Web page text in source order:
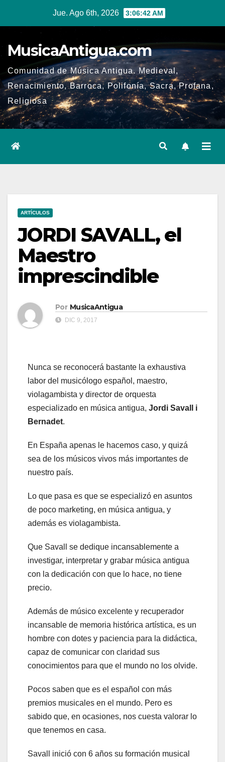
Jue. Ago 6th, 2026 3:06:43 AM
MusicaAntigua.com
Comunidad de Música Antigua. Medieval,
Renacimiento, Barroca, Polifonía, Sacra, Profana,
Religiosa
ARTÍCULOS
JORDI SAVALL, el
Maestro
imprescindible
Por MusicaAntigua
DIC 9, 2017
Nunca se reconocerá bastante la exhaustiva
labor del musicólogo español, maestro,
violagambista y director de orquesta
especializado en música antigua, Jordi Savall i
Bernadet.
En España apenas le hacemos caso, y quizá
sea de los músicos vivos más importantes de
nuestro país.
Lo que pasa es que se especializó en asuntos
de poco marketing, en música antigua, y
además es violagambista.
Que Savall se dedique incansablemente a
investigar, interpretar y grabar música antigua
con la dedicación con que lo hace, no tiene
precio.
Además de músico excelente y recuperador
incansable de memoria histórica artística, es un
hombre con dotes y paciencia para la didáctica,
capaz de comunicar con claridad sus
conocimientos para que el mundo no los olvide.
Pocos saben que es el español con más
premios musicales en el mundo. Pero es
sabido que, en ocasiones, nos cuesta valorar lo
que tenemos en casa.
Savall inició con 6 años su formación musical